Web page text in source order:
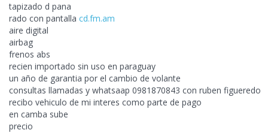
tapizado d pana
rado con pantalla cd.fm.am
aire digital
airbag
frenos abs
recien importado sin uso en paraguay
un año de garantia por el cambio de volante
consultas llamadas y whatsaap 0981870843 con ruben figueredo
recibo vehiculo de mi interes como parte de pago
en camba sube
precio